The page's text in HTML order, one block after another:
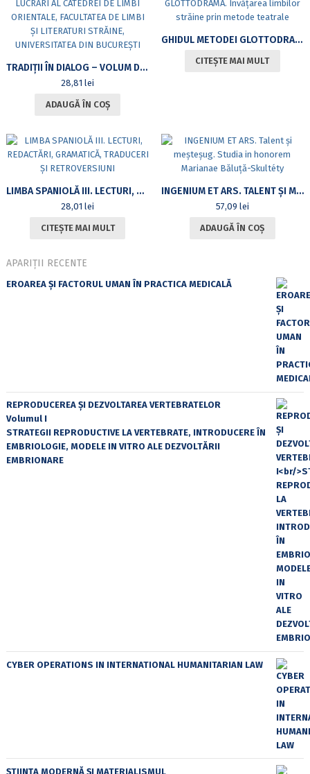
TRADIȚII ÎN DIALOG – VOLUM DE LUCRĂRI AL CATEDREI DE LIMBI ORIENTALE, FACULTATEA DE LIMBI ȘI LITERATURI STRĂINE, UNIVERSITATEA DIN BUCUREȘTI
28,81lei
ADAUGĂ ÎN COȘ
GHIDUL METODEI GLOTTODRAMA. ÎNVĂȚAREA LIMBILOR STRĂINE PRIN METODE TEATRALE
CITEȘTE MAI MULT
LIMBA SPANIOLĂ III. LECTURI, REDACTĂRI, GRAMATICĂ, TRADUCERI ȘI RETROVERSIUNI
28,01lei
CITEȘTE MAI MULT
INGENIUM ET ARS. TALENT ȘI MEȘTEȘUG. STUDIA IN HONOREM MARIANAE BĂLUȚĂ-SKULTÉTY
57,09 lei
ADAUGĂ ÎN COȘ
APARIȚII RECENTE
EROAREA ȘI FACTORUL UMAN ÎN PRACTICA MEDICALĂ
REPRODUCEREA ȘI DEZVOLTAREA VERTEBRATELOR
Volumul I
STRATEGII REPRODUCTIVE LA VERTEBRATE, INTRODUCERE ÎN
EMBRIOLOGIE, MODELE IN VITRO ALE DEZVOLTĂRII
EMBRIONARE
CYBER OPERATIONS IN INTERNATIONAL HUMANITARIAN LAW
ȘTIINȚA MODERNĂ ȘI MATERIALISMUL